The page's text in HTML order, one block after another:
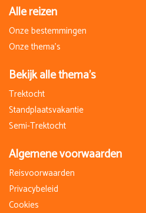
Alle reizen
Onze bestemmingen
Onze thema's
Bekijk alle thema's
Trektocht
Standplaatsvakantie
Semi-Trektocht
Algemene voorwaarden
Reisvoorwaarden
Privacybeleid
Cookies